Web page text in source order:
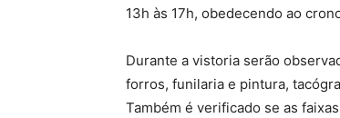
13h às 17h, obedecendo ao
Durante a vistoria serão
forros, funilaria e pintura,
Também é verificado se as